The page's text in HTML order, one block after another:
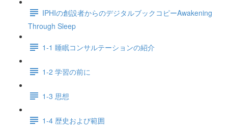
IPHIの創設者からのデジタルブックコピーAwakening
Through Sleep
1-1 睡眠コンサルテーションの紹介
1-2 学習の前に
1-3 思想
1-4 歴史および範囲